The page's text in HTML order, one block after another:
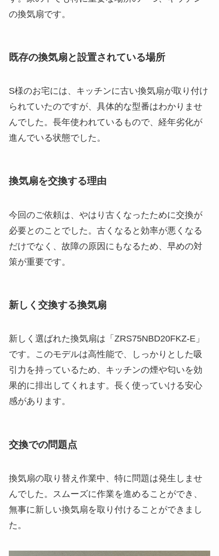
の換気扇です。
既存の換気扇と設置されている場所
S様のお宅には、キッチンに古い換気扇が取り付け
られていたのですが、具体的な型番はわかりませ
んでした。長年使われているもので、経年劣化が
進んでいる状態でした。
換気扇を交換する理由
今回のご依頼は、やはり古くなったために交換が
必要とのことでした。古くなると効率が悪くなる
だけでなく、故障の原因にもなるため、早めの対
策が重要です。
新しく交換する換気扇
新しく選ばれた換気扇は「ZRS75NBD20FKZ-E」
です。このモデルは高性能で、しっかりとした吸
引力を持っているため、キッチンの煙や匂いを効
果的に排出してくれます。長く使っていける安心
感があります。
交換での問題点
換気扇の取り替え作業中、特に問題は発生しませ
んでした。スムーズに作業を進めることができ、
無事に新しい換気扇を取り付けることができまし
た。